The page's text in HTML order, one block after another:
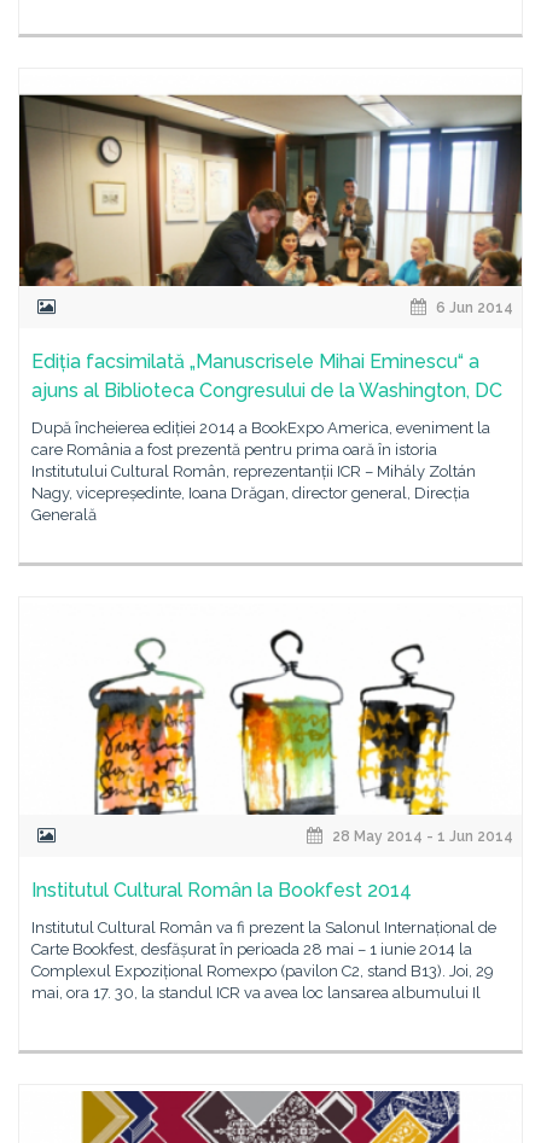
6 Jun 2014
Ediția facsimilată „Manuscrisele Mihai Eminescu“ a
ajuns al Biblioteca Congresului de la Washington, DC
După încheierea ediției 2014 a BookExpo America, eveniment la
care România a fost prezentă pentru prima oară în istoria
Institutului Cultural Român, reprezentanții ICR – Mihály Zoltán
Nagy, vicepreședinte, Ioana Drăgan, director general, Direcția
Generală
28 May 2014 - 1 Jun 2014
Institutul Cultural Român la Bookfest 2014
Institutul Cultural Român va fi prezent la Salonul Internațional de
Carte Bookfest, desfășurat în perioada 28 mai – 1 iunie 2014 la
Complexul Expozițional Romexpo (pavilon C2, stand B13). Joi, 29
mai, ora 17. 30, la standul ICR va avea loc lansarea albumului Il